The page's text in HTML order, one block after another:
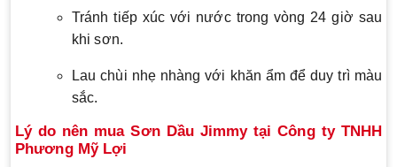
Tránh tiếp xúc với nước trong vòng 24 giờ sau
khi sơn.
Lau chùi nhẹ nhàng với khăn ẩm để duy trì màu
sắc.
Lý do nên mua Sơn Dầu Jimmy tại Công ty TNHH
Phương Mỹ Lợi